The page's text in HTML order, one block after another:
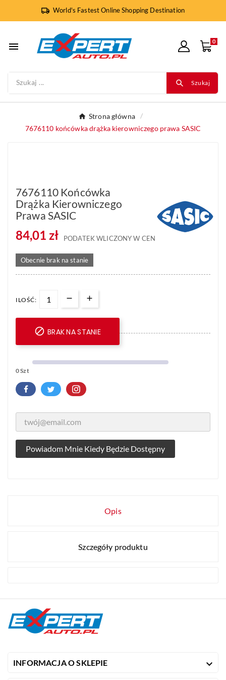
World's Fastest Online Shopping Destination
 0
Szukaj
Strona główna
7676110 końcówka drążka kierowniczego prawa SASIC
7676110 Końcówka
Drążka Kierowniczego
Prawa SASIC
84,01 zł PODATEK WLICZONY W CENĘ
Obecnie brak na stanie
ILOŚĆ:
 BRAK NA STANIE
0 Szt
Powiadom Mnie Kiedy Będzie Dostępny
Opis
Szczegóły produktu
INFORMACJA O SKLEPIE 